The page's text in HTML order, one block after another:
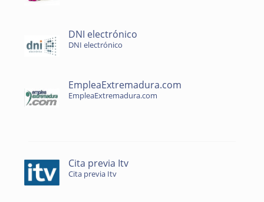
DNI electrónico
DNI electrónico
EmpleaExtremadura.com
EmpleaExtremadura.com
Cita previa Itv
Cita previa Itv